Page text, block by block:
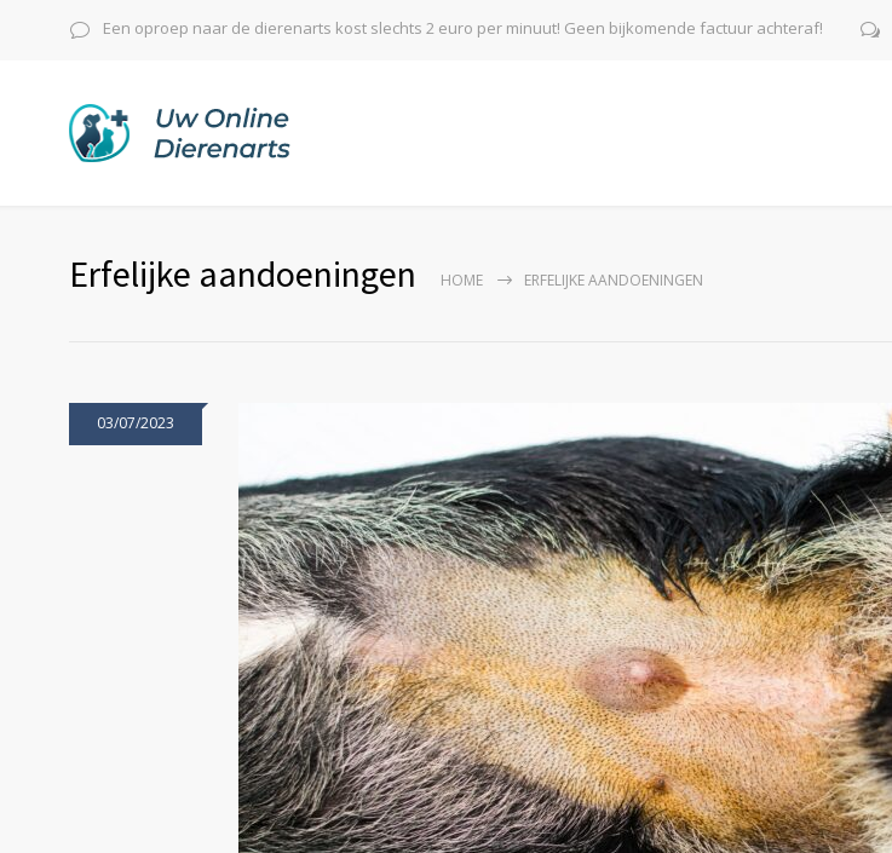
Een oproep naar de dierenarts kost slechts 2 euro per minuut! Geen bijkomende factuur achteraf!
Erfelijke aandoeningen HOME ERFELIJKE AANDOENINGEN
03/07/2023